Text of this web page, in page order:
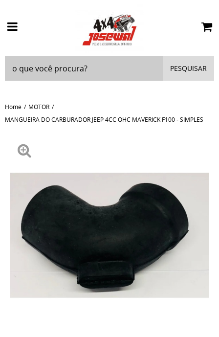
PESQUISAR
Home
MOTOR
MANGUEIRA DO CARBURADOR JEEP 4CC OHC MAVERICK F100 - SIMPLES